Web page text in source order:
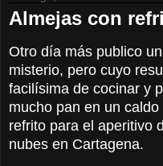
Almejas con
Otro día más publico
misterio, pero cuyo
facilísima de cocinar y
mucho pan en un
refrito para el aperitivo
nubes en Cartagena.